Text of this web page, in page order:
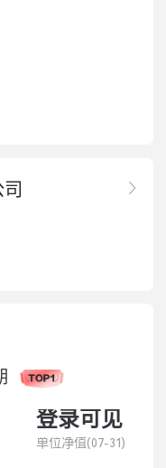
1.5336
单位净值(07-31)
登录可见